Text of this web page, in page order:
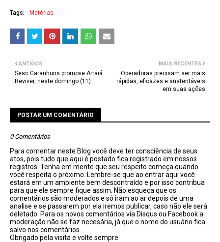
Tags: Matérias
MAIS RECENTES
Operadoras precisam ser mais
rápidas, eficazes e sustentáveis
em suas ações
ANTIGOS
Sesc Garanhuns promove Arraiá
Reviver, neste domingo (11)
POSTAR UM COMENTÁRIO
0 Comentários
Para comentar neste Blog você deve ter consciência de seus
atos, pois tudo que aqui é postado fica registrado em nossos
registros. Tenha em mente que seu respeito começa quando
você respeita o próximo. Lembre-se que ao entrar aqui você
estará em um ambiente bem descontraído e por isso contribua
para que ele sempre fique assim. Não esqueça que os
comentários são moderados e só iram ao ar depois de uma
analise e se passarem por ela iremos publicar, caso não ele será
deletado. Para os novos comentários via Disqus ou Facebook a
moderação não se faz necesária, já que o nome do usuário fica
salvo nos comentários.
Obrigado pela visita e volte sempre.